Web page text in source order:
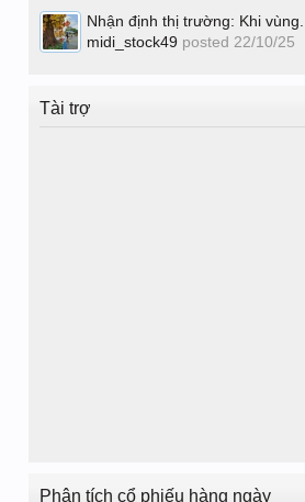
Nhận định thị trường: Khi vùng...
midi_stock49 posted 22/10/25
Tài trợ
Phân tích cổ phiếu hàng ngày